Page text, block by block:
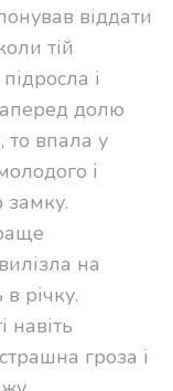
віддати
тій
і
долю
то впала у
і
замку.
на
річку.
навіть
гроза і